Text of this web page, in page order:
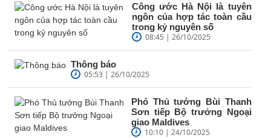
Công ước Hà Nội là tuyên
ngôn của hợp tác toàn cầu
trong kỷ nguyên số
08:45 | 26/10/2025
Thông báo
05:53 | 26/10/2025
Phó Thủ tướng Bùi Thanh
Sơn tiếp Bộ trưởng Ngoại
giao Maldives
10:10 | 24/10/2025